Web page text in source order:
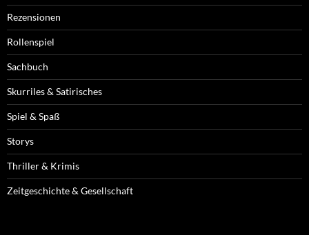
Rezensionen
Rollenspiel
Sachbuch
Skurriles & Satirisches
Spiel & Spaß
Storys
Thriller & Krimis
Zeitgeschichte & Gesellschaft